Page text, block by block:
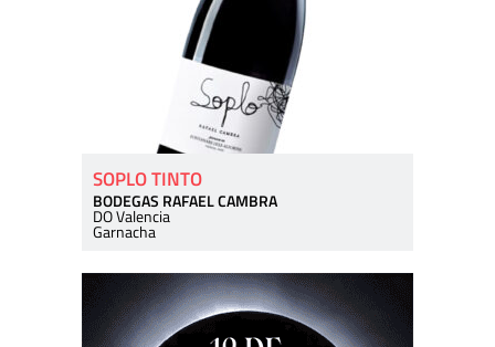
SOPLO TINTO
BODEGAS RAFAEL CAMBRA
DO Valencia
Garnacha